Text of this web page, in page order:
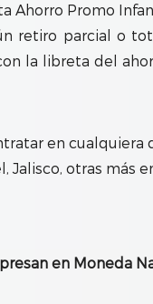
Ahorro Promo
retiro parcial o
la libreta del
en cualquiera
Jalisco, otras más
en Moneda